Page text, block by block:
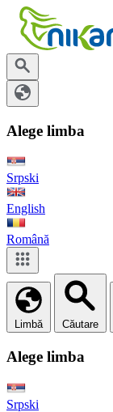
Alege limba
Srpski
English
Română
Limbă Căutare
Alege limba
Srpski